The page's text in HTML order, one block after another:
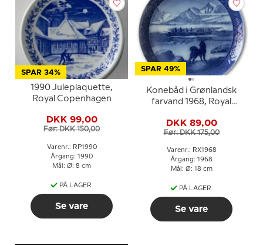
SPAR 34%
1990 Juleplaquette,
Royal Copenhagen
DKK 99,00
Før: DKK 150,00
Varenr.: RP1990
Årgang: 1990
Mål: Ø: 8 cm
PÅ LAGER
Se vare
SPAR 49%
Konebåd i Grønlandsk
farvand 1968, Royal
DKK 89,00
Før: DKK 175,00
Varenr.: RX1968
Årgang: 1968
Mål: Ø: 18 cm
PÅ LAGER
Se vare